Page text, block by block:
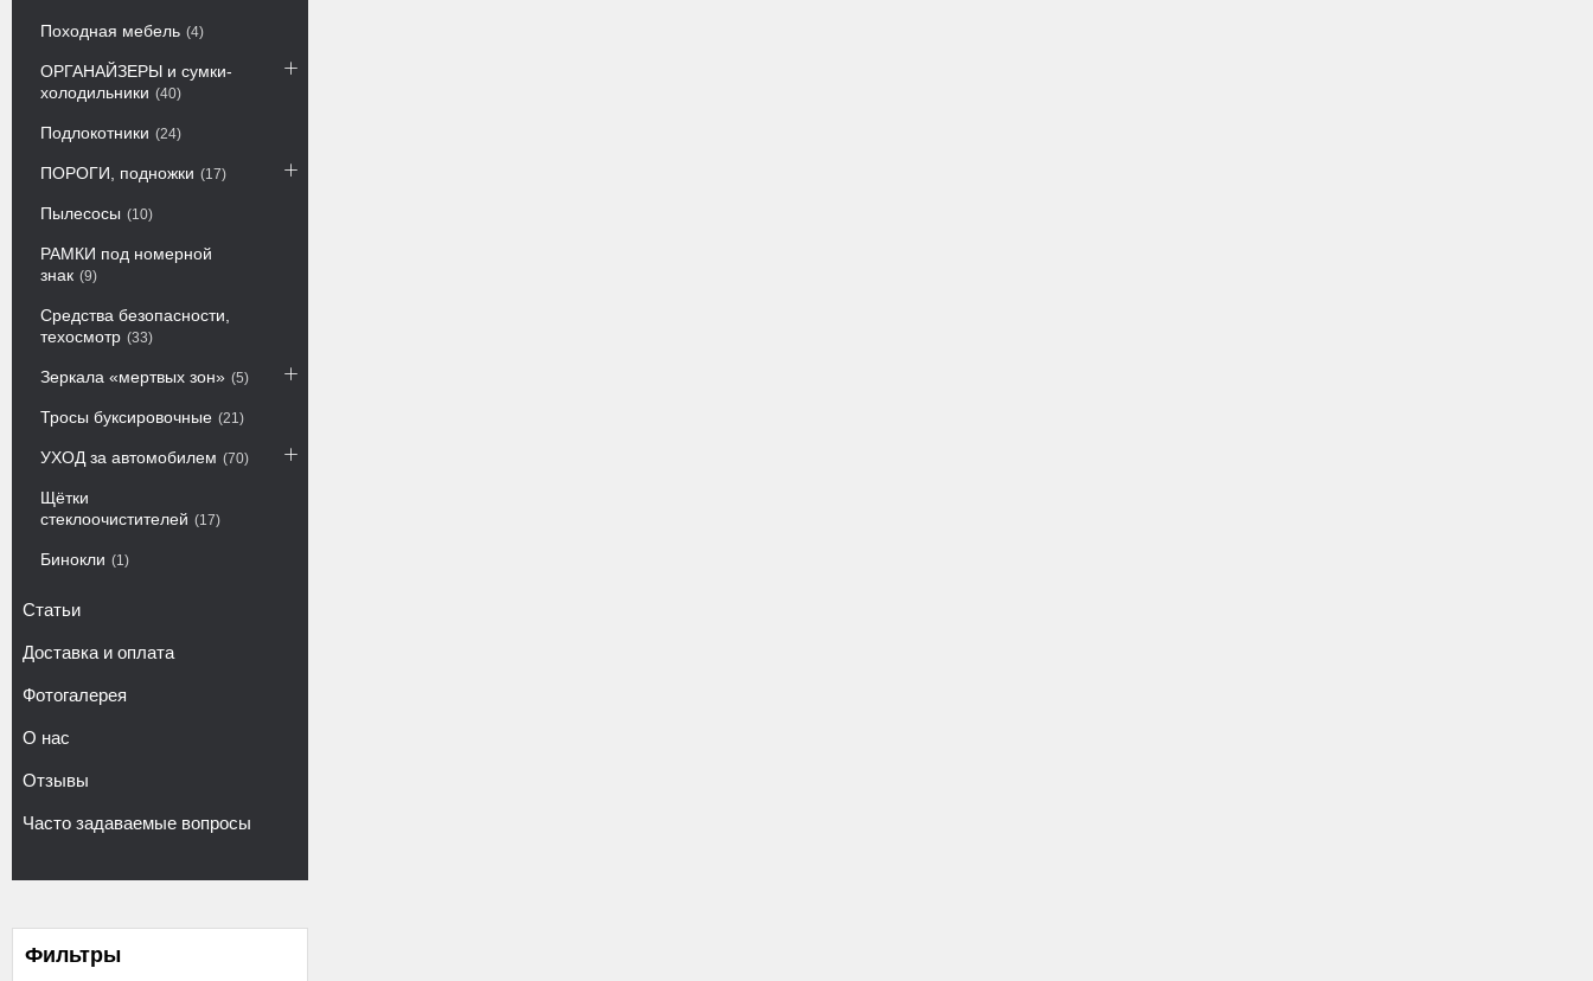
Походная мебель 4
ОРГАНАЙЗЕРЫ и сумки-
холодильники
40
Подлокотники 24
ПОРОГИ, подножки 17
Пылесосы 10
РАМКИ под номерной
знак
9
Средства безопасности,
техосмотр
33
Зеркала «мертвых зон» 5
Тросы буксировочные 21
УХОД за автомобилем 70
Щётки
стеклоочистителей
17
Бинокли 1
Статьи
Доставка и оплата
Фотогалерея
О нас
Отзывы
Часто задаваемые вопросы
Фильтры